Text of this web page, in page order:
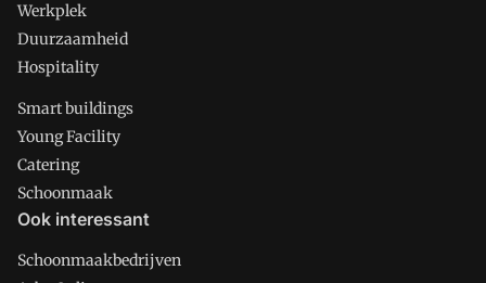
Werkplek
Duurzaamheid
Hospitality
Smart buildings
Young Facility
Catering
Schoonmaak
Ook interessant
Schoonmaakbedrijven